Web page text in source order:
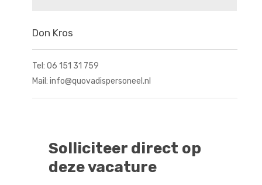
Don Kros
Tel: 06 151 31 759
Mail: info@quovadispersoneel.nl
Solliciteer direct op
deze vacature